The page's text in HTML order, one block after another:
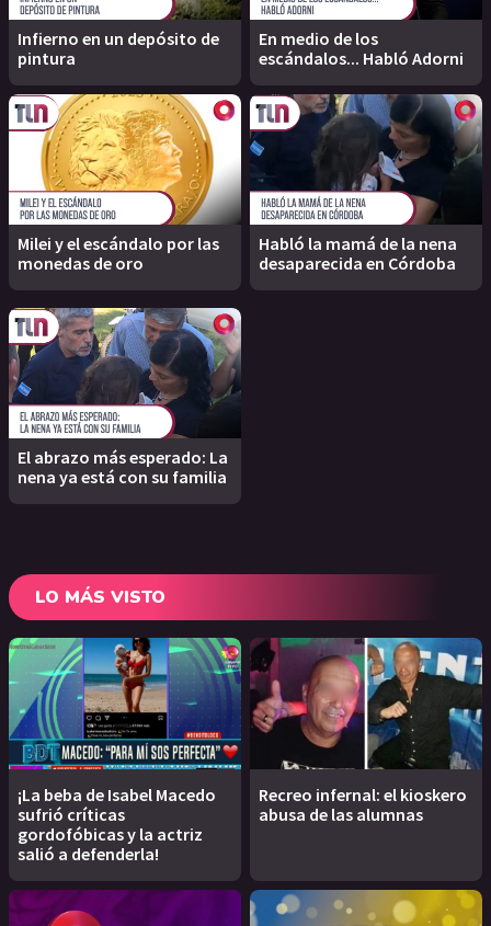
Infierno en un depósito de
pintura
En medio de los
escándalos... Habló Adorni
Milei y el escándalo por las
monedas de oro
Habló la mamá de la nena
desaparecida en Córdoba
El abrazo más esperado: La
nena ya está con su familia
LO MÁS VISTO
¡La beba de Isabel Macedo
sufrió críticas
gordofóbicas y la actriz
salió a defenderla!
Recreo infernal: el kioskero
abusa de las alumnas